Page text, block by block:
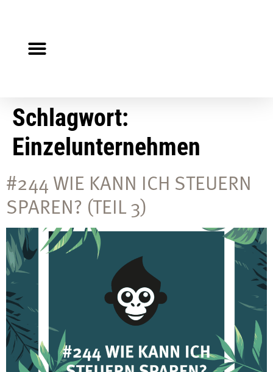
Schlagwort:
Einzelunternehmen
#244 WIE KANN ICH STEUERN
SPAREN? (TEIL 3)